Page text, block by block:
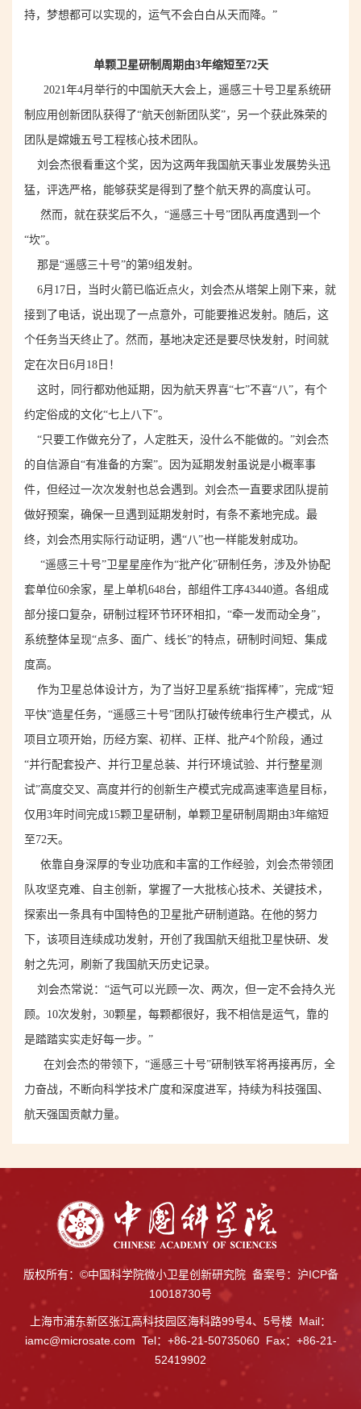
持，梦想都可以实现的 ，运气不会白白 从天而降。”
单颗卫星研制周期由3年缩短至72天
2021年4月举行的中国航天大会上，遥感三十号卫星系统研
制应用创新团队获得了“航天创新团队奖”，另一个获此殊荣的
团队是嫦娥五号工程核心技术团队。
刘会杰很看重这个奖，因为这两年我国航天事业发展势头迅
猛，评选严格，能够获奖是得到了整个航天界的高度认可。
然而，就在获奖后不久，“遥感三十号”团队再度遇到一个
“坎”。
那是“遥感三十号”的第9组发射。
6月17日，当时火箭已 临近点火，刘会杰从塔架上刚下来，就
接到了电话，说出现了一点意外，可能要推迟发射。 随后，这
个任务当天终止了。然而，基地决定还是要尽快发射，时间就
定在次日6月18日！
这时，同行都劝他延期，因为航天界喜“七”不喜“八”，有个
约定俗成的文化“七上八下”。
“只要工作做充分了，人定胜天，没什么不能做的。”刘会杰
的自信源自“有准备的方案”。因为延期发射虽说是小概率事
件，但经过一次次发射也总会遇到。刘会杰一直要求团队提前
做好预案，确保一旦遇到延期发射时，有条不紊地完成。最
终，刘会杰用实际行动证明，遇“八”也一样能发射成功。
“遥感三十号”卫星星座作为“批产化”研制任务，涉及外协配
套单位60余家，星上单机648台，部组件工序43440道。各组成
部分接口复杂，研制过程环节环环相扣，“牵一发而动全身”，
系统整体呈现“点多、面广、线长”的特点，研制时间短、集成
度高。
作为卫星总体设计方，为了当好卫星系统“指挥棒”，完成“短
平快”造星任务，“遥感三十号”团队打破传统串行生产模式，从
项目立项开始，历经方案、初样、正样、批产4个阶段，通过
“并行配套投产、并行卫星总装、并行环境试验、并行整星测
试”高度交叉、高度并行的创新生产模式完成高速率造星目标，
仅用3年时间完成15颗卫星研制，单颗卫星研制周期由3年缩短
至72天。
依靠自身深厚的专业功底和丰富的工作经验，刘会杰带领团
队攻坚克难、自主创新，掌握了一大批核心技术、关键技术，
探索出一条具有中国特色的卫星批产研制道路。在他的努力
下，该项目连续成功发射，开创了我国航天组批卫星快研、发
射之先河，刷新了我国航天历史记录。
刘会杰常说：“运气可以光顾一次、 两次，但一定不会持久光
顾。10次发射，30颗星，每颗都很好，我不相信是运气，靠的
是踏踏实实走好每一步。”
在刘会杰的带领下，“遥感三十号”研制铁军将再接再厉，全
力奋战，不断向科学技术广度和深度进军， 持续为科技强国、
航天强国贡献力量。
版权所有：©中国科学院微小卫星创新研究院 备案号： 沪ICP备
10018730号
上海市浦东新区张江高科技园区海科路99号4、5号楼 Mail：
iamc@microsate.com Tel：+86-21-50735060 Fax：+86-21-
52419902